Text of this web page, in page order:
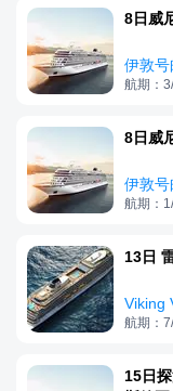
8日威
伊敦号
航期：
8日威
伊敦号
航期：
13日
Viking
航期：
15日